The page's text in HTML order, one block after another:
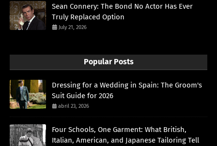
Sean Connery: The Bond No Actor Has Ever
Truly Replaced Option
July 21, 2026
Popular Posts
Dressing for a Wedding in Spain: The Groom's
Suit Guide for 2026
abril 23, 2026
Four Schools, One Garment: What British,
Italian, American, and Japanese Tailoring Tell